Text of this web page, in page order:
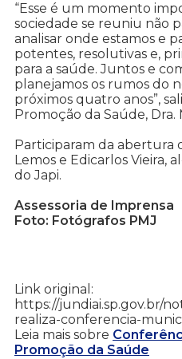
“Esse é um momento
sociedade se reuniu não
analisar onde estamos e
potentes, resolutivas e,
para a saúde. Juntos e
planejamos os rumos do
próximos quatro anos”,
Promoção da Saúde, Dra.
Participaram da abertura
Lemos e Edicarlos Vieira,
do Japi.
Assessoria de Imprensa
Foto: Fotógrafos PMJ
Link original:
https://jundiai.sp.gov.br/
realiza-conferencia-
Leia mais sobre
Promoção da Saúde